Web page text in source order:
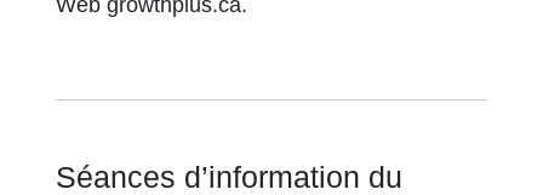
Web growthplus.ca.
Séances d’information du